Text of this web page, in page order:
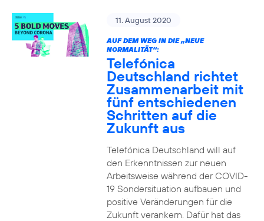
11. August 2020
AUF DEM WEG IN DIE „NEUE
NORMALITÄT“:
Telefónica
Deutschland richtet
Zusammenarbeit mit
fünf entschiedenen
Schritten auf die
Zukunft aus
Telefónica Deutschland will auf
den Erkenntnissen zur neuen
Arbeitsweise während der COVID-
19 Sondersituation aufbauen und
positive Veränderungen für die
Zukunft verankern. Dafür hat das